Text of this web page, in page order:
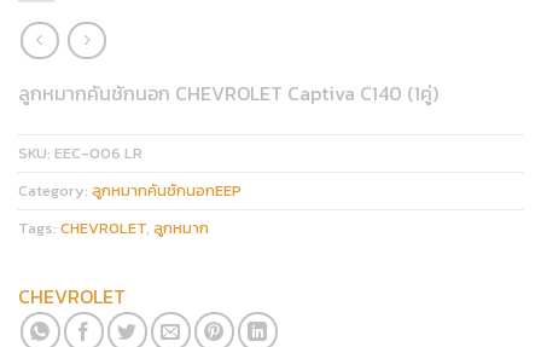
ลูกหมากคันชักนอก CHEVROLET Captiva C140 (1คู่)
SKU: EEC-006 LR
Category: ลูกหมากคันชักนอกEEP
Tags: CHEVROLET, ลูกหมาก
CHEVROLET